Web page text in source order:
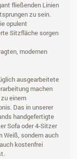
fließenden Linien
zu sein.
opulent
Sitzfläche sorgen
modernen
ausgearbeitete
machen
einem
Das in unserer
handgefertigte
Sofa oder 4-Sitzer
Weiß, sondern auch
kostenfrei